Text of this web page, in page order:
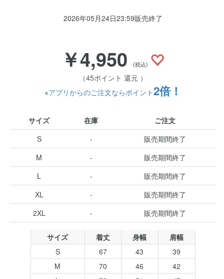
2026年05月24日23:59販売終了
￥4,950 (税込)
（45ポイント 還元 ）
※アプリからのご注文ならポイント2倍！
サイズ 在庫
ご注文
S
-
販売期間終了
M
-
販売期間終了
L
-
販売期間終了
XL
-
販売期間終了
2XL
- 販売期間終了
サイズ 着丈 身幅
肩幅
S
67 43
39
M
70 46
42